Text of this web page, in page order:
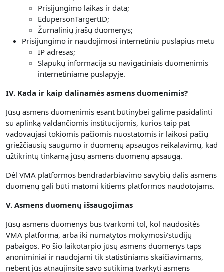
Prisijungimo laikas ir data;
EdupersonTargertID;
Žurnalinių įrašų duomenys;
Prisijungimo ir naudojimosi internetiniu puslapius metu
IP adresas;
Slapukų informacija su navigaciniais duomenimis
internetiniame puslapyje.
IV. Kada ir kaip dalinamės asmens duomenimis?
Jūsų asmens duomenimis esant būtinybei galime pasidalinti
su aplinką valdančiomis institucijomis, kurios taip pat
vadovaujasi tokiomis pačiomis nuostatomis ir laikosi pačių
griežčiausių saugumo ir duomenų apsaugos reikalavimų, kad
užtikrintų tinkamą jūsų asmens duomenų apsaugą.
Dėl VMA platformos bendradarbiavimo savybių dalis asmens
duomenų gali būti matomi kitiems platformos naudotojams.
V. Asmens duomenų išsaugojimas
Jūsų asmens duomenys bus tvarkomi tol, kol naudositės
VMA platforma, arba iki numatytos mokymosi/studijų
pabaigos. Po šio laikotarpio jūsų asmens duomenys taps
anoniminiai ir naudojami tik statistiniams skaičiavimams,
nebent jūs atnaujinsite savo sutikimą tvarkyti asmens